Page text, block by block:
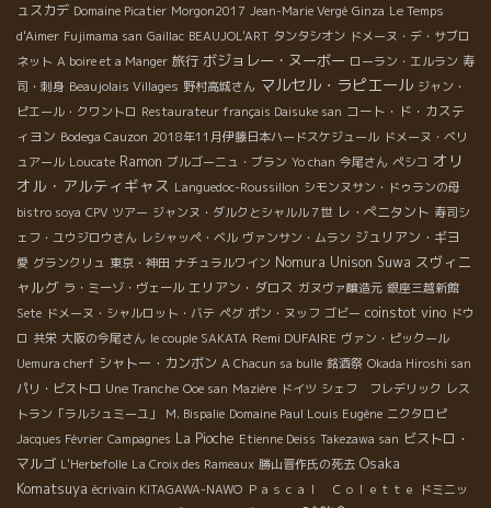
ュスカデ Domaine Picatier Morgon2017 Jean-Marie Vergé Ginza Le Temps
d'Aimer Fujimama san Gaillac BEAUJOL'ART タンタシオン ドメーヌ・デ・サブロ
ネット A boire et a Manger 旅行 ボジョレー・ヌーボー ローラン・エルラン 寿
司・刺身 Beaujolais Villages 野村高城さん マルセル・ラピエール ジャン・
ピエール・クワントロ Restaurateur français Daisuke san コート・ド・カステ
ィヨン Bodega Cauzon 2018年11月伊藤日本ハードスケジュール ドメーヌ・ベリ
ュアール Loucate Ramon ブルゴーニュ・ブラン Yo chan 今尾さん ペシコ オリ
オル・アルティギャス Languedoc-Roussillon シモンヌサン・ドゥランの母
bistro soya CPV ツアー ジャンヌ・ダルクとシャルル７世 レ・ぺニタント 寿司シ
ェフ・ユウジロウさん レシャッペ・ベル ヴァンサン・ムラン ジュリアン・ギヨ
愛 グランクリュ 東京・神田 ナチュラルワイン Nomura Unison Suwa スヴィニ
ャルグ ラ・ミーゾ・ヴェール エリアン・ダロス ガヌヴァ醸造元 銀座三越新館
Sete ドメーヌ・シャルロット・バテ ペグ ポン・ヌッフ ゴビー coinstot vino ドウ
ロ 共栄 大阪の今尾さん le couple SAKATA Remi DUFAIRE ヴァン・ピックール
Uemura cherf シャトー・カンボン A Chacun sa bulle 銘酒祭 Okada Hiroshi san
パリ・ビストロ Une Tranche Ooe san Mazière ドイツ シェフ フレデリック レス
トラン「ラルシュミーユ」
M. Bispalie Domaine Paul Louis Eugène ニクタロピ
Jacques Février Campagnes La Pioche Etienne Deiss Takezawa san ビストロ・
マルゴ L'Herbefolle La Croix des Rameaux 勝山晋作氏の死去 Osaka
Komatsuya écrivain KITAGAWA-NAWO Ｐａｓｃａｌ Ｃｏｌｅｔｔｅ
ドミニッ